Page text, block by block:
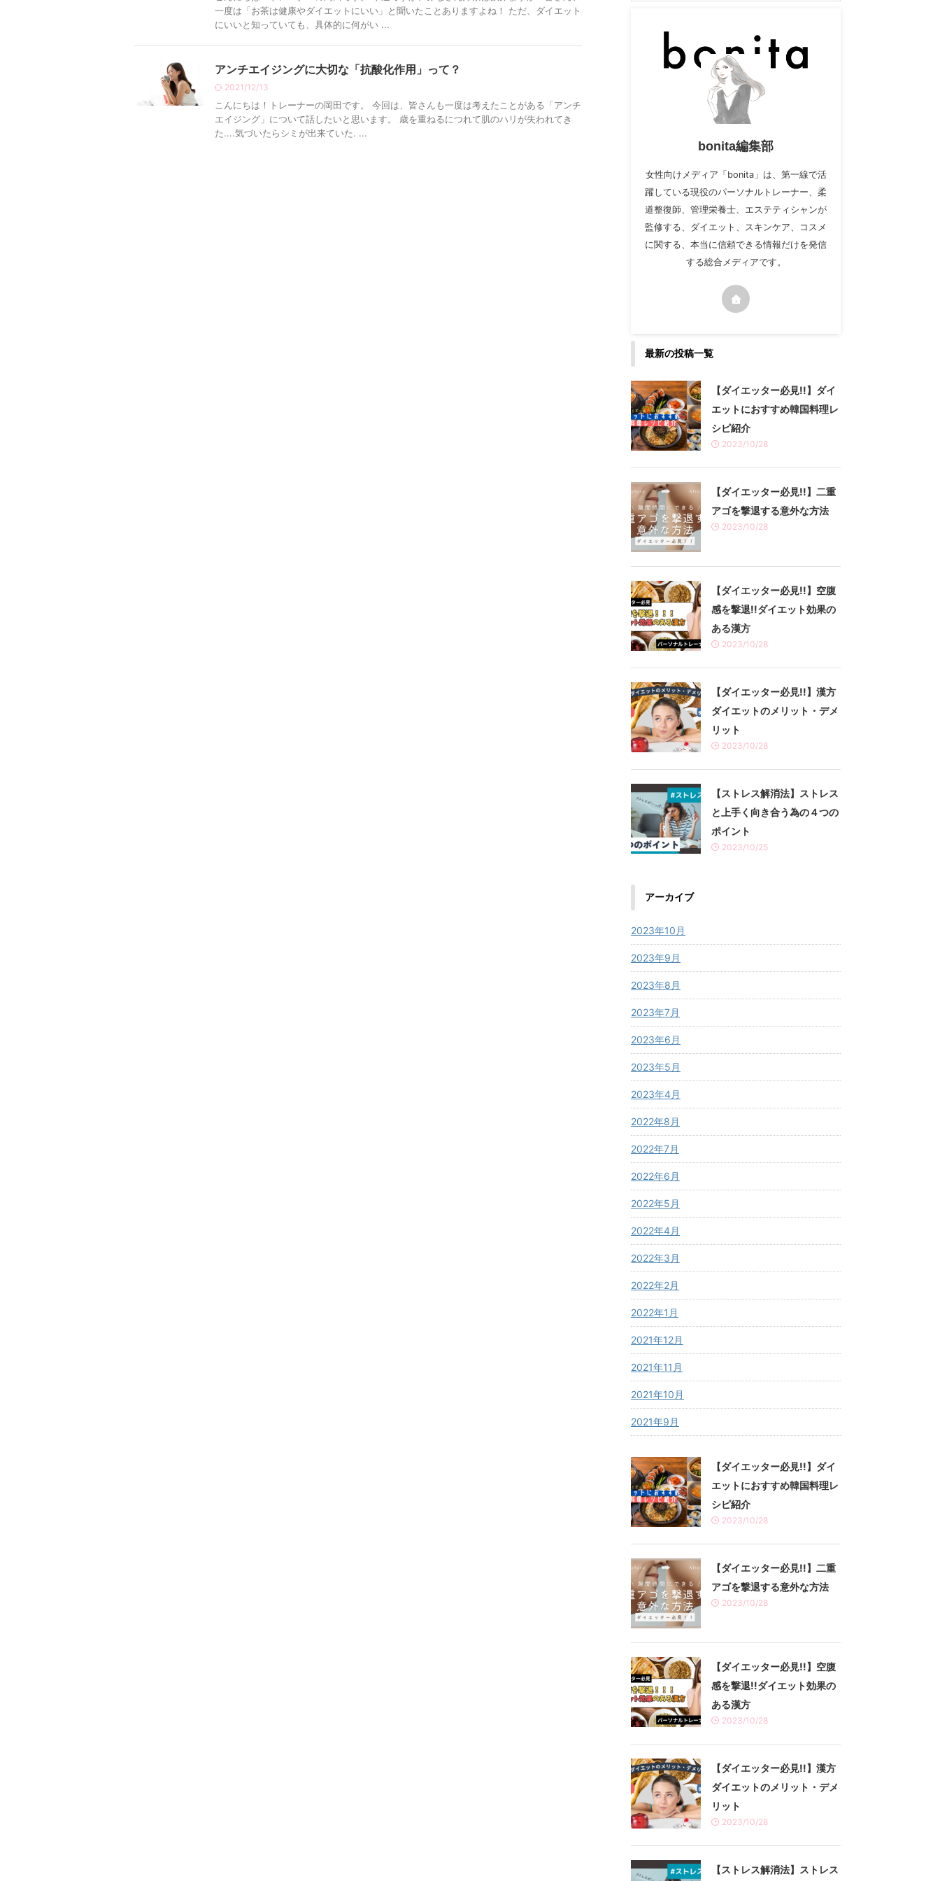
一度は「お茶は健康やダイエットにいい」と聞いたことありますよね！ ただ、ダイエット
にいいと知っていても、具体的に何がい ...
アンチエイジングに大切な「抗酸化作用」って？
2021/12/13
こんにちは！トレーナーの岡田です。 今回は、皆さんも一度は考えたことがある「アンチ
エイジング」について話したいと思います。 歳を重ねるにつれて肌のハリが失われてき
た....気づいたらシミが出来ていた. ...
bonita編集部
女性向けメディア「bonita」は、第一線で活
躍している現役のパーソナルトレーナー、柔
道整復師、管理栄養士、エステティシャンが
監修する、ダイエット、スキンケア、コスメ
に関する、本当に信頼できる情報だけを発信
する総合メディアです。
最新の投稿一覧
【ダイエッター必見!!】ダイ
エットにおすすめ韓国料理レ
シピ紹介
2023/10/28
【ダイエッター必見!!】二重
アゴを撃退する意外な方法
2023/10/28
【ダイエッター必見!!】空腹
感を撃退!!ダイエット効果の
ある漢方
2023/10/28
【ダイエッター必見!!】漢方
ダイエットのメリット・デメ
リット
2023/10/28
【ストレス解消法】ストレス
と上手く向き合う為の４つの
ポイント
2023/10/25
アーカイブ
2023年10月
2023年9月
2023年8月
2023年7月
2023年6月
2023年5月
2023年4月
2022年8月
2022年7月
2022年6月
2022年5月
2022年4月
2022年3月
2022年2月
2022年1月
2021年12月
2021年11月
2021年10月
2021年9月
【ダイエッター必見!!】ダイ
エットにおすすめ韓国料理レ
シピ紹介
2023/10/28
【ダイエッター必見!!】二重
アゴを撃退する意外な方法
2023/10/28
【ダイエッター必見!!】空腹
感を撃退!!ダイエット効果の
ある漢方
2023/10/28
【ダイエッター必見!!】漢方
ダイエットのメリット・デメ
リット
2023/10/28
【ストレス解消法】ストレス